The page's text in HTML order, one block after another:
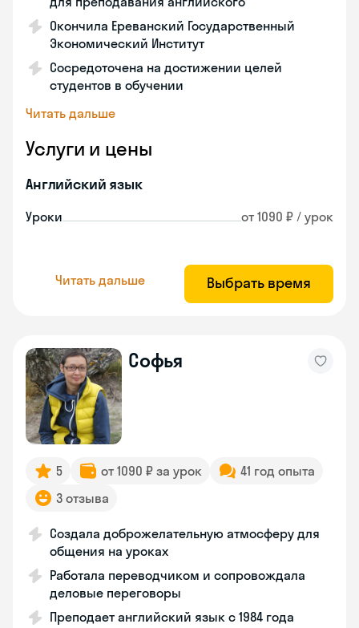
Окончила Ереванский Государственный
Экономический Институт
Сосредоточена на достижении целей
студентов в обучении
Читать дальше
Услуги и цены
Английский язык
Уроки от 1090 ₽ / урок
Читать дальше Выбрать время
Софья
5 от 1090 ₽ за урок
41 год опыта
3 отзыва
Создала доброжелательную атмосферу для
общения на уроках
Работала переводчиком и сопровождала
деловые переговоры
Преподает английский язык с 1984 года